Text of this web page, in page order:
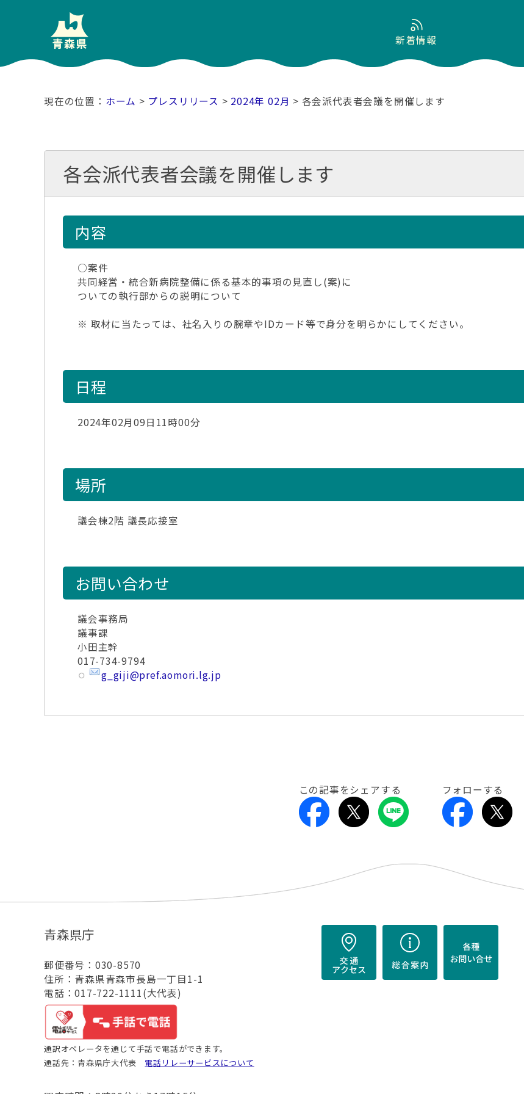
新着情報
ホーム > プレスリリース > 2024年 02月 > 各会派代表者会議を開催します
各会派代表者会議を開催します
内容
○案件
共同経営・統合新病院整備に係る基本的事項の見直し(案)に
ついての執行部からの説明について
※ 取材に当たっては、社名入りの腕章やIDカード等で身分を明らかにしてください。
日程
2024年02月09日11時00分
場所
議会棟2階 議長応接室
お問い合わせ
議会事務局
議事課
小田主幹
017-734-9794
g_giji@pref.aomori.lg.jp
この記事をシェアする フォローする
青森県庁
郵便番号：030-8570
住所：青森県青森市長島一丁目1-1
電話：017-722-1111(大代表)
通訳オペレータを通じて手話で電話ができます。
通話先：青森県庁大代表 電話リレーサービスについて